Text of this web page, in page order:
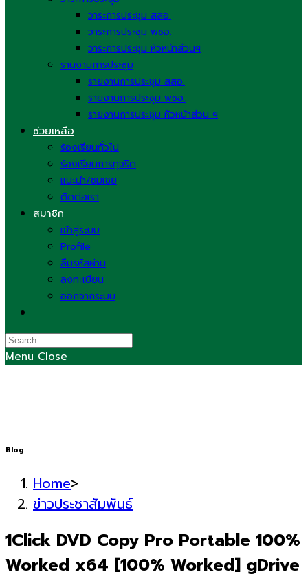
วาระการประชุม สสอ.
วาระการประชุม พชอ.
วาระการประชุม หัวหน้าส่วนฯ
รานงานการประชุม
รายงานการประชุม สสอ.
รายงานการประชุม พชอ.
รายงานการประชุม หัวหน้าส่วน ฯ
ช่วยเหลือ
ร้องเรียนทั่วไป
ร้องเรียนการทุจริต
แนะนำ/ชมเชย
ติดต่อเรา
สมาชิก
เข้าสู่ระบบ
Profile
ลืมรหัสผ่าน
ลงทะเบียน
ออกจากระบบ
search
Menu Close
Blog
Home>
ข่าวประชาสัมพันธ์
1Click DVD Copy Pro Portable 100%
Worked x64 [100% Worked] gDrive